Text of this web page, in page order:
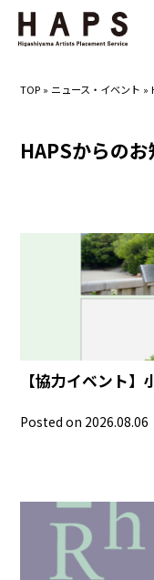
TOP » ニュース・イベント »
HAPSからの
【協力イベント
Posted on 2026.08.06